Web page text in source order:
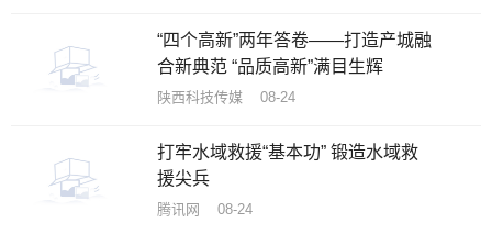
“四个高新”两年答卷——打造产城融
合新典范 “品质高新”满目生辉
陕西科技传媒 08-24
打牢水域救援“基本功” 锻造水域救
援尖兵
腾讯网 08-24